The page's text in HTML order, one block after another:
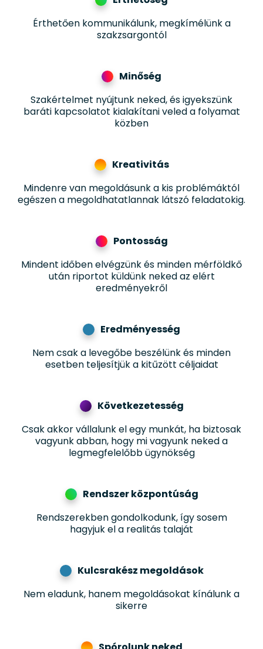
Érthetően kommunikálunk, megkímélünk a
szakzsargontól
Minőség
Szakértelmet nyújtunk neked, és igyekszünk
baráti kapcsolatot kialakítani veled a folyamat
közben
Kreativitás
Mindenre van megoldásunk a kis problémáktól
egészen a megoldhatatlannak látszó feladatokig.
Pontosság
Mindent időben elvégzünk és minden mérföldkő
után riportot küldünk neked az elért
eredményekről
Eredményesség
Nem csak a levegőbe beszélünk és minden
esetben teljesítjük a kitűzött céljaidat
Következetesség
Csak akkor vállalunk el egy munkát, ha biztosak
vagyunk abban, hogy mi vagyunk neked a
legmegfelelőbb ügynökség
Rendszer központúság
Rendszerekben gondolkodunk, így sosem
hagyjuk el a realitás talaját
Kulcsrakész megoldások
Nem eladunk, hanem megoldásokat kínálunk a
sikerre